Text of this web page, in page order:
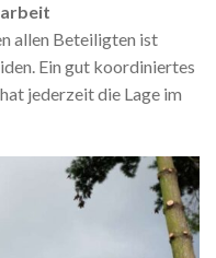
allen Beteiligten ist
Ein gut koordiniertes
jederzeit die Lage im